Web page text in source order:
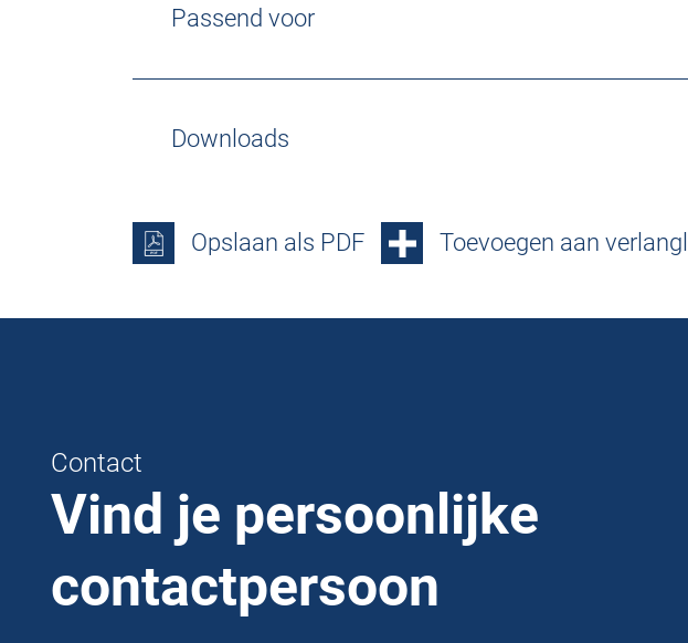
Passend voor
Downloads
Opslaan als PDF Toevoegen aan
Contact
Vind je persoonlijke
contactpersoon